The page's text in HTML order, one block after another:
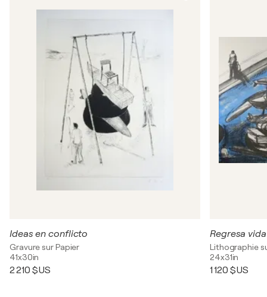
Ideas en conflicto
Gravure sur Papier
41x30in
2 210 $US
Regresa
Lithographie
24x31in
1 120 $US